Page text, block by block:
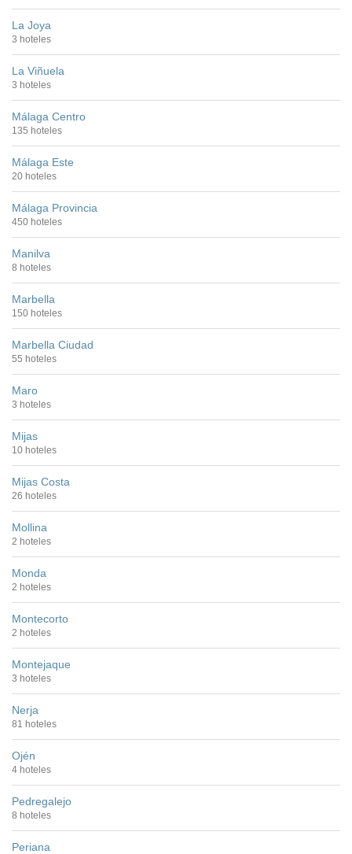
La Joya
3 hoteles
La Viñuela
3 hoteles
Málaga Centro
135 hoteles
Málaga Este
20 hoteles
Málaga Provincia
450 hoteles
Manilva
8 hoteles
Marbella
150 hoteles
Marbella Ciudad
55 hoteles
Maro
3 hoteles
Mijas
10 hoteles
Mijas Costa
26 hoteles
Mollina
2 hoteles
Monda
2 hoteles
Montecorto
2 hoteles
Montejaque
3 hoteles
Nerja
81 hoteles
Ojén
4 hoteles
Pedregalejo
8 hoteles
Periana